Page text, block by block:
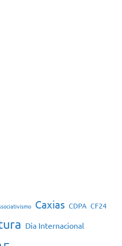
Caxias CDPA CF24
Dia Internacional